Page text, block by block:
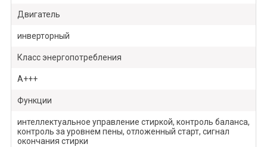
Двигатель
инверторный
Класс энергопотребления
A+++
Функции
интеллектуальное управление стиркой, контроль баланса,
контроль за уровнем пены, отложенный старт, сигнал
окончания стирки